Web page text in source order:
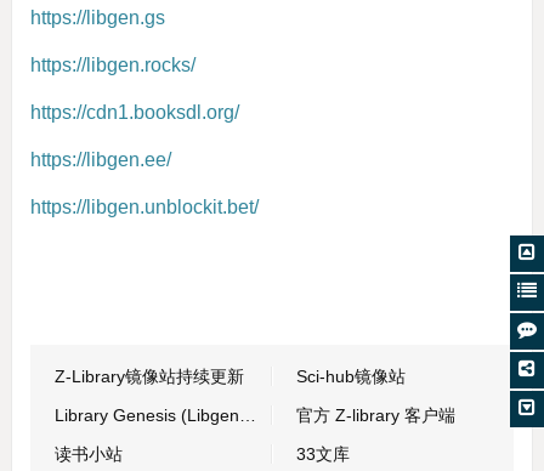
https://libgen.gs
https://libgen.rocks/
https://cdn1.booksdl.org/
https://libgen.ee/
https://libgen.unblockit.bet/
Z-Library镜像站持续更新
Sci-hub镜像站
官方 Z-library 客户端
读书小站
33文库